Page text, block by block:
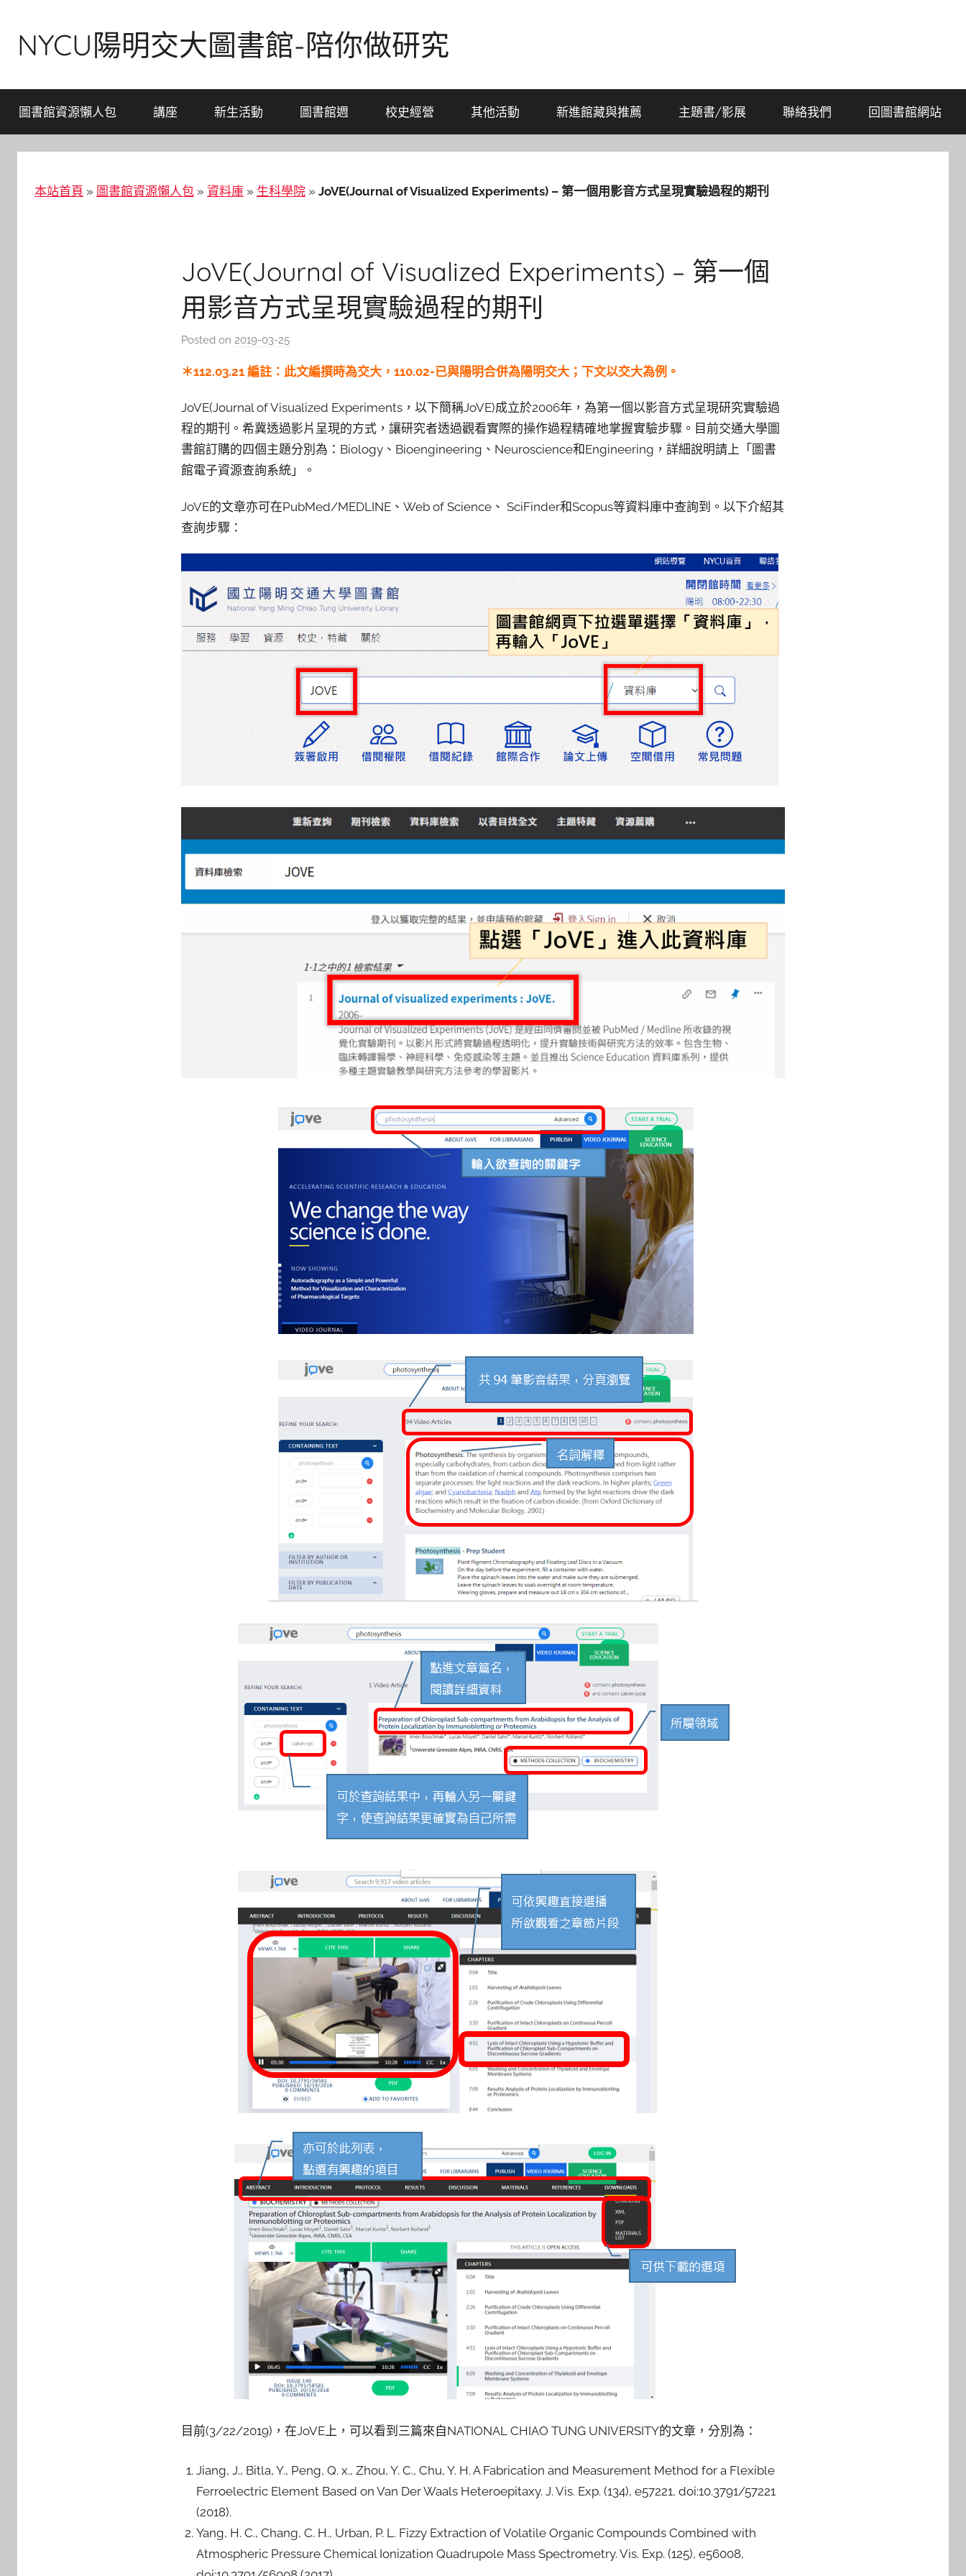
contentNYCU陽明交大圖書館-陪你做研究
圖書館資源懶人包 講座 新生活動 圖書館週 校史經營 其他活動 新進館藏與推薦 主題書/影展 聯絡我們 回圖書館網站
本站首頁 » 圖書館資源懶人包 » 資料庫 » 生科學院 » JoVE(Journal of Visualized Experiments) – 第一個用影音方式呈現實驗過程的期刊
JoVE(Journal of Visualized Experiments) – 第一個
用影音方式呈現實驗過程的期刊
Posted on 2019-03-25
s
a
s
h
a
a
＊112.03.21 編註：此文編撰時為交大，110.02-已與陽明合併為陽明交大；下文以交大為例。
JoVE(Journal of Visualized Experiments，以下簡稱JoVE)成立於2006年，為第一個以影音方式呈現研究實驗過
程的期刊。希冀透過影片呈現的方式，讓研究者透過觀看實際的操作過程精確地掌握實驗步驟。目前交通大學圖
書館訂購的四個主題分別為：Biology、Bioengineering、Neuroscience和Engineering，詳細說明請上「圖書
館電子資源查詢系統」。
JoVE的文章亦可在PubMed/MEDLINE、Web of Science、 SciFinder和Scopus等資料庫中查詢到。以下介紹其
查詢步驟：
目前(3/22/2019)，在JoVE上，可以看到三篇來自NATIONAL CHIAO TUNG UNIVERSITY的文章，分別為：
Jiang, J., Bitla, Y., Peng, Q. x., Zhou, Y. C., Chu, Y. H. A Fabrication and Measurement Method for a Flexible
Ferroelectric Element Based on Van Der Waals Heteroepitaxy. J. Vis. Exp. (134), e57221, doi:10.3791/57221
(2018).
Yang, H. C., Chang, C. H., Urban, P. L. Fizzy Extraction of Volatile Organic Compounds Combined with
Atmospheric Pressure Chemical Ionization Quadrupole Mass Spectrometry. Vis. Exp. (125), e56008,